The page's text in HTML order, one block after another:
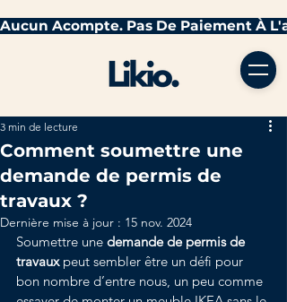
Comment soumettre une
demande de permis de
travaux ?
3 min de lecture
Dernière mise à jour : 15 nov. 2024
Soumettre une demande de permis de
travaux peut sembler être un défi pour
bon nombre d’entre nous, un peu comme